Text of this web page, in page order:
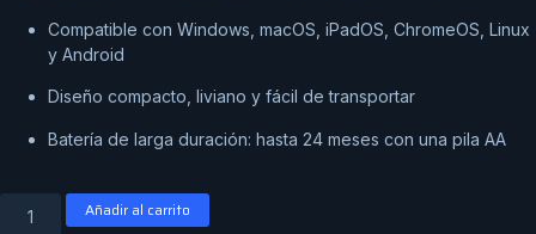
Compatible con Windows, macOS, iPadOS, ChromeOS, Linux
y Android
Diseño compacto, liviano y fácil de transportar
Batería de larga duración: hasta 24 meses con una pila AA
Añadir al carrito